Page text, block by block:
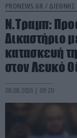
PRONEWS.GR / ΔΙΕΘΝΗΣ
Ν.Τραμπ:
Δικαστήριο
κατασκευή
στον Λευκό
08.08.2026 | 09:20